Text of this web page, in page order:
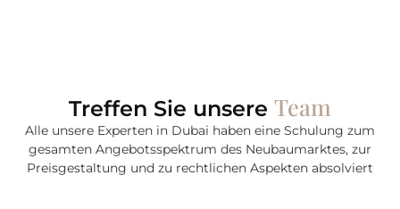
Treffen Sie unsere Team
Alle unsere Experten in Dubai haben eine Schulung zum
gesamten Angebotsspektrum des Neubaumarktes, zur
Preisgestaltung und zu rechtlichen Aspekten absolviert